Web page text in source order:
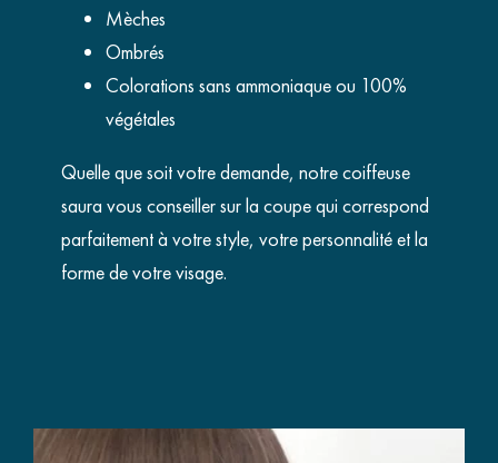
Mèches
Ombrés
Colorations sans ammoniaque ou 100%
végétales
Quelle que soit votre demande, notre coiffeuse
saura vous conseiller sur la coupe qui correspond
parfaitement à votre style, votre personnalité et la
forme de votre visage.